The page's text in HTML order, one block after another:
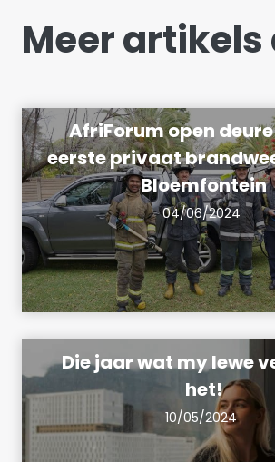
Meer artikels
AfriForum open
eerste privaat
Bloemfontein
04/06/2024
Die jaar wat my lewe
het!
10/05/2024